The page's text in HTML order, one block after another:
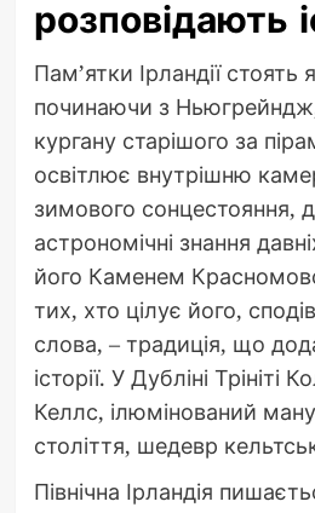
розповідають
Пам’ятки Ірландії стоять
починаючи з
кургану старішого за
освітлює внутрішню
зимового сонцестояння,
астрономічні знання
його Каменем
тих, хто цілує його,
слова, – традиція, що
історії. У Дубліні
Келлс, ілюмінований
століття, шедевр
Північна Ірландія